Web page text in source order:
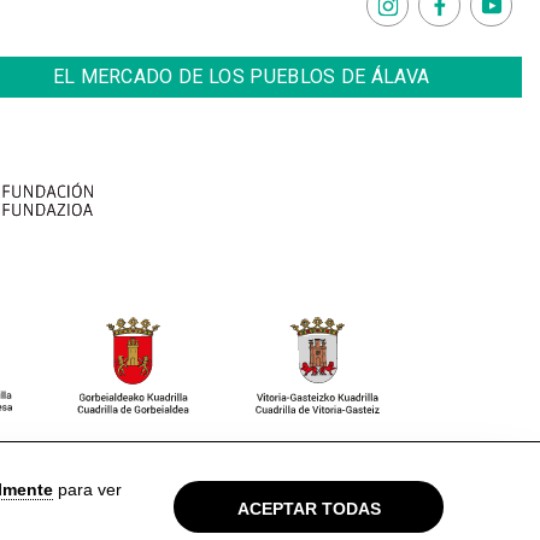
EL MERCADO DE LOS PUEBLOS DE ÁLAVA
Legal Política de privacidad Cookies